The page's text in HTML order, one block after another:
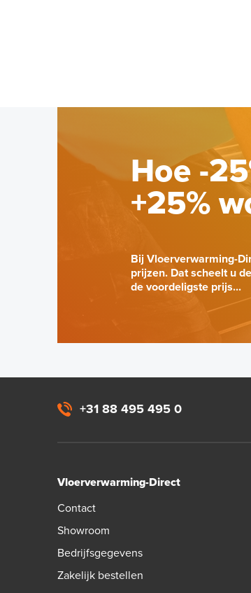
Hoe -
+25%
Bij Vloerverwarming-
prijzen. Dat scheelt u
de voordeligste prijs...
+31 88 495 495 0
Vloerverwarming-Direct
Contact
Showroom
Bedrijfsgegevens
Zakelijk bestellen